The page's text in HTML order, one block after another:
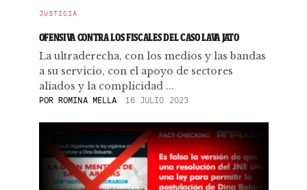
JUSTICIA
OFENSIVA CONTRA LOS FISCALES DEL CASO LAVA JATO
La ultraderecha, con los medios y las bandas
a su servicio, con el apoyo de sectores
aliados y la complicidad ...
POR ROMINA MELLA 16 JULIO 2023